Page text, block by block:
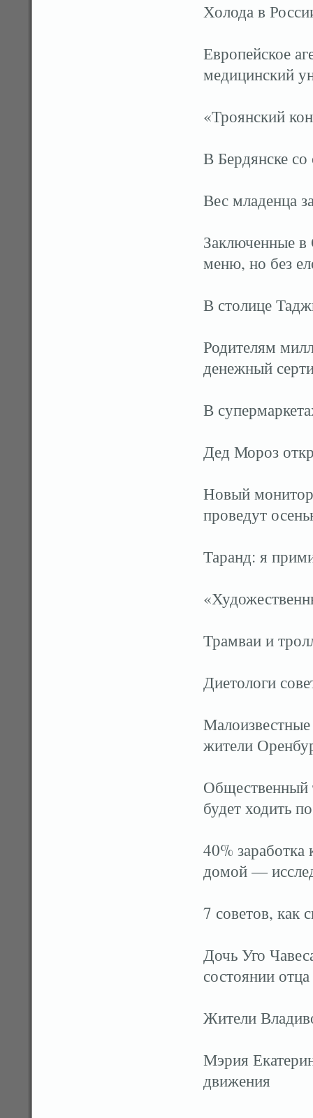
Холода в
Европейское
медицинский
«Троянский
В Бердянске
Вес младенца
Заключенные
меню, но без
В столице
Родителям
денежный
В
Дед Мороз
Новый
проведут
Таранд: я
Трамваи и
Диетологи
жители
Общественный
будет ходить
40%
домой —
7 советов, как
Дочь Уго
состоянии отца
Жители
Мэрия
движения